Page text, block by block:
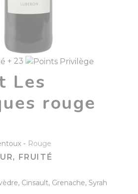
+ 23
Les
rouge
- Rouge
FRUITÉ
Cinsault, Grenache, Syrah